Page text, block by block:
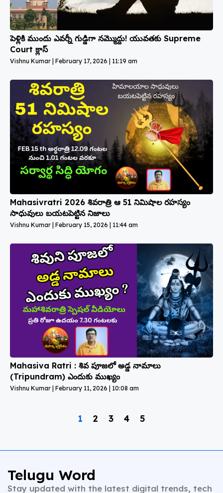
పెళ్లికి ముందు ఎవర్నీ గుడ్డిగా నమ్మొద్దు! యువతకు Supreme
Court క్లాస్
Vishnu Kumar February 17, 2026 11:19 am
Mahasivratri 2026 శివరాత్రి ఆ 51 నిమిషాల రహస్యం
సాధువులు బయటపెట్టిన నిజాలు
Vishnu Kumar February 15, 2026 11:44 am
Mahasiva Ratri : శివ పూజలో అడ్డ నామాలు
(Tripundram) ఎందుకు ముఖ్యం
Vishnu Kumar February 11, 2026 10:08 am
1 2 3 4 5
Telugu Word
Stay updated with the latest digital trends, tech